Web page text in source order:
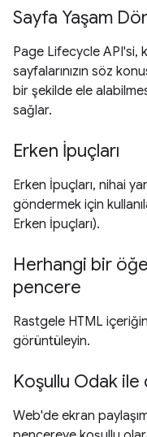
Sayfa Yaşam
Page Lifecycle API'si,
sayfalarınızın söz
bir şekilde ele
sağlar.
Erken İpuçları
Erken İpuçları, nihai
göndermek için
Erken İpuçları).
Herhangi bir
pencere
Rastgele HTML
görüntüleyin.
Koşullu Odak ile
Web'de ekran